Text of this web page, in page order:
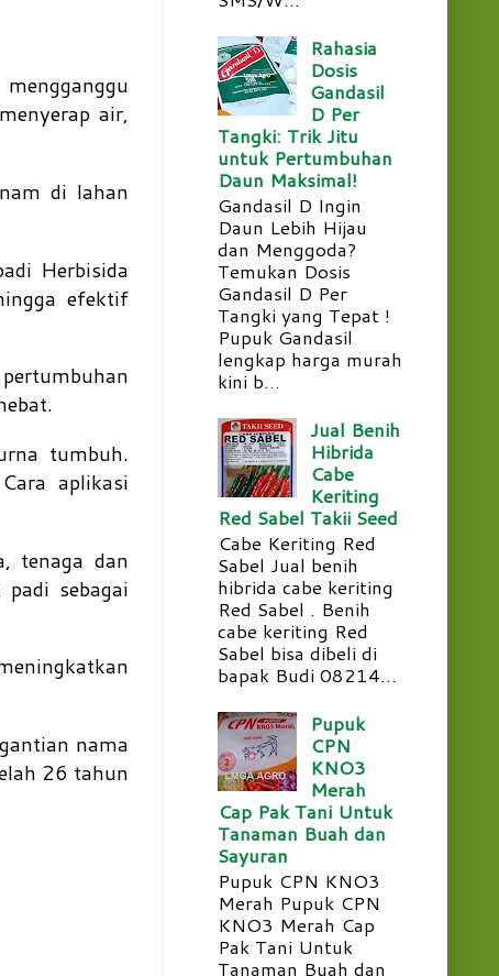
air,
di lahan
Herbisida
efektif
tumbuh.
aplikasi
tenaga dan
sebagai
nama
26 tahun
Rahasia
Dosis
Gandasil
D Per
Tangki: Trik Jitu
untuk Pertumbuhan
Daun Maksimal!
Gandasil D Ingin
Daun Lebih Hijau
dan Menggoda?
Temukan Dosis
Gandasil D Per
Tangki yang Tepat !
Pupuk Gandasil
lengkap harga murah
kini b...
Jual Benih
Hibrida
Cabe
Keriting
Red Sabel Takii Seed
Cabe Keriting Red
Sabel Jual benih
hibrida cabe keriting
Red Sabel . Benih
cabe keriting Red
Sabel bisa dibeli di
bapak Budi 08214...
Pupuk
CPN
KNO3
Merah
Cap Pak Tani Untuk
Tanaman Buah dan
Sayuran
Pupuk CPN KNO3
Merah Pupuk CPN
KNO3 Merah Cap
Pak Tani Untuk
Tanaman Buah dan